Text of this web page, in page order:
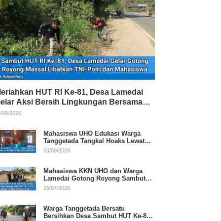
HUT RI Ke-81, Desa Lamedai
Aksi Bersih Lingkungan Bersama
Polri
08/2026
Mahasiswa UHO Edukasi Warga
Tanggetada Tangkal Hoaks Lewat
Program Literasi
03/08/2026
Mahasiswa KKN UHO dan Warga
Lamedai Gotong Royong Sambut
HUT Ke-81 RI
25/07/2026
Warga Tanggetada Bersatu
Bersihkan Desa Sambut HUT Ke-81